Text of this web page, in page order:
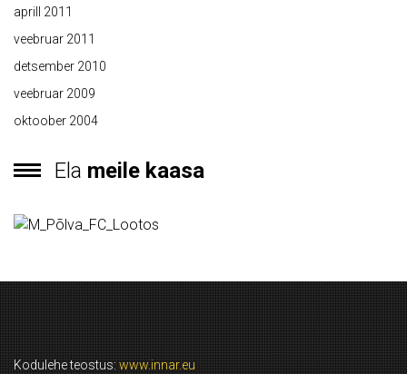
aprill 2011
veebruar 2011
detsember 2010
veebruar 2009
oktoober 2004
Ela meile kaasa
Kodulehe teostus: www.innar.eu